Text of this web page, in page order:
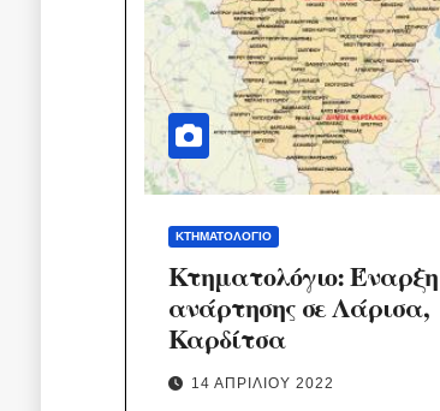
ΚΤΗΜΑΤΟΛΌΓΙΟ
Κτηματολόγιο: Έναρξη
ανάρτησης σε Λάρισα,
Καρδίτσα
14 ΑΠΡΙΛΊΟΥ 2022